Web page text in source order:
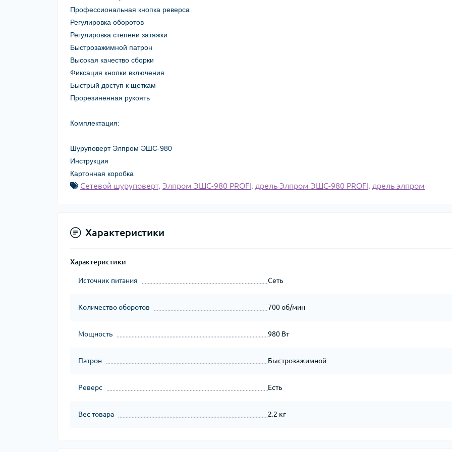
Профессиональная кнопка реверса
Регулировка оборотов
Регулировка степени затяжки
Быстрозажимной патрон
Высокая качество сборки
Фиксация кнопки включения
Быстрый доступ к щеткам
Прорезиненная рукоять
Комплектация:
Шуруповерт Элпром ЭШС-980
Инструкция
Картонная коробка
Сетевой шуруповерт, Элпром ЭШС-980 PROFI, дрель Элпром ЭШС-980 PROFI, дрель элпром
Характеристики
Характеристики
Источник питания Сеть
Количество оборотов 700 об/мин
Мощность 980 Вт
Патрон Быстрозажимной
Реверс Есть
Вес товара 2.2 кг